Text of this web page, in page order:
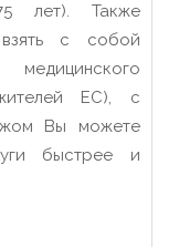
лет). Также
с собой
ЕС), с
Вы можете
быстрее и